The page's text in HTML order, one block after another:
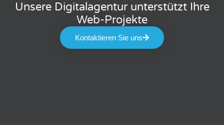
Unsere Digitalagentur unterstützt Ihre
Web-Projekte
Kontaktieren Sie uns